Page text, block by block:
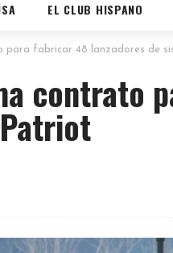
EL CLUB HISPANO
para fabricar 48 lanzadores de
contrato